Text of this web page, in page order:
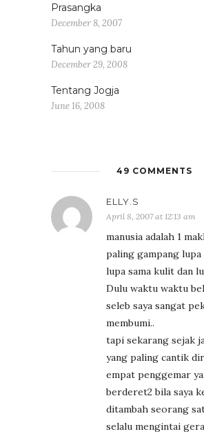
Prasangka
December 8, 2007
Tahun yang baru
December 29, 2008
Tentang Jogja
June 16, 2008
49 COMMENTS
ELLY.S
April 8, 2007 at 12:13 am
manusia adalah 1
paling gampang lupa
lupa sama kulit dan
Dulu waktu waktu
seleb saya sangat
membumi..
tapi sekarang sejak
yang paling cantik
empat penggemar
berderet2 bila saya
ditambah seorang
selalu mengintai